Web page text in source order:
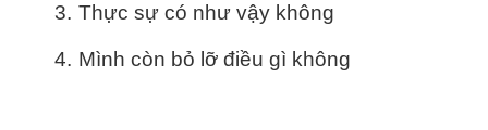
3. Thực sự có như vậy không
4. Mình còn bỏ lỡ điều gì không